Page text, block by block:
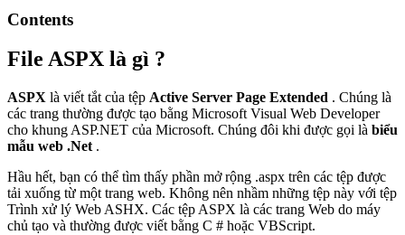
Contents
File ASPX là gì ?
ASPX là viết tắt của tệp Active Server Page Extended . Chúng là
các trang thường được tạo bằng Microsoft Visual Web Developer
cho khung ASP.NET của Microsoft. Chúng đôi khi được gọi là biểu
mẫu web .Net .
Hầu hết, bạn có thể tìm thấy phần mở rộng .aspx trên các tệp được
tải xuống từ một trang web. Không nên nhầm những tệp này với tệp
Trình xử lý Web ASHX. Các tệp ASPX là các trang Web do máy
chủ tạo và thường được viết bằng C # hoặc VBScript.